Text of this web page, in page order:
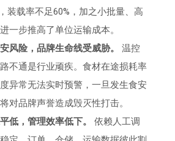
装载率不足60%，加之小批量、高
一步推高了单位运输成本。
风险，品牌生命线受威胁。
温控
不通是行业顽疾。食材在途损耗率
异常无法实时预警，一旦发生食安
对品牌声誉造成毁灭性打击。
低，管理效率低下。
依赖人工调